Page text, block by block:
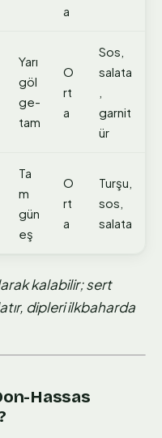
a
Yarı
göl
ge-
tam
O
rt
a
Sos,
salata
garnit
ür
Ta
m
gün
eş
O
rt
a
Turşu,
sos,
salata
kalabilir; sert
dipleri ilkbaharda
Hassas